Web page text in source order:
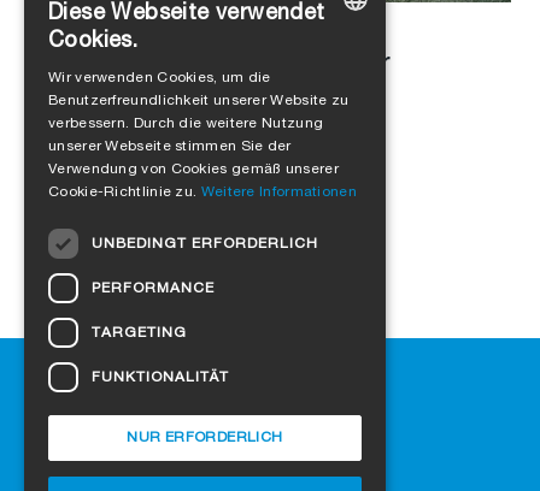
Alejandro Jimenez
Schimmel vermeiden: Tipps für
gesundes Wohnen
Hilfe
SIGA-Fachhändler finden
Häufig gestellte Fragen
ENGLISH
FRENCH
DANISH
Diese Webseite verwendet
Cookies.
Wir verwenden Cookies, um die
Benutzerfreundlichkeit unserer Website zu
verbessern. Durch die weitere Nutzung
unserer Webseite stimmen Sie der
Verwendung von Cookies gemäß unserer
Cookie-Richtlinie zu. Weitere Informationen
UNBEDINGT ERFORDERLICH
PERFORMANCE
TARGETING
FUNKTIONALITÄT
NUR ERFORDERLICH